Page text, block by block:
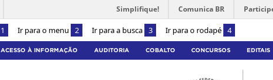
1 Ir para o menu 2 Ir para a busca 3 Ir para o rodapé 4
Simplifique! Comunica BR
ACESSO À INFORMAÇÃO AUDITORIA COBALTO CONCURSOS EDITAIS